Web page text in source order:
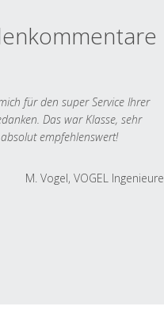
für den super Service Ihrer
Das war Klasse, sehr
empfehlenswert!
M. Vogel, VOGEL Ingenieure